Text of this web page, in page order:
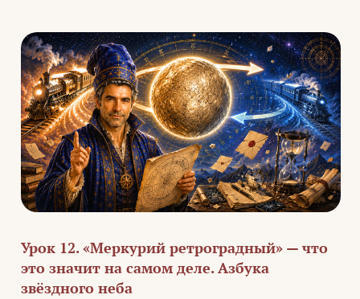
Урок 12. «Меркурий ретроградный» — что
это значит на самом деле. Азбука
звёздного неба